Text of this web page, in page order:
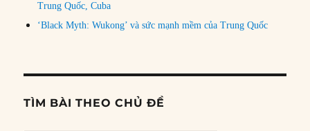
Trung Quốc, Cuba
‘Black Myth: Wukong’ và sức mạnh mềm của Trung Quốc
TÌM BÀI THEO CHỦ ĐỀ